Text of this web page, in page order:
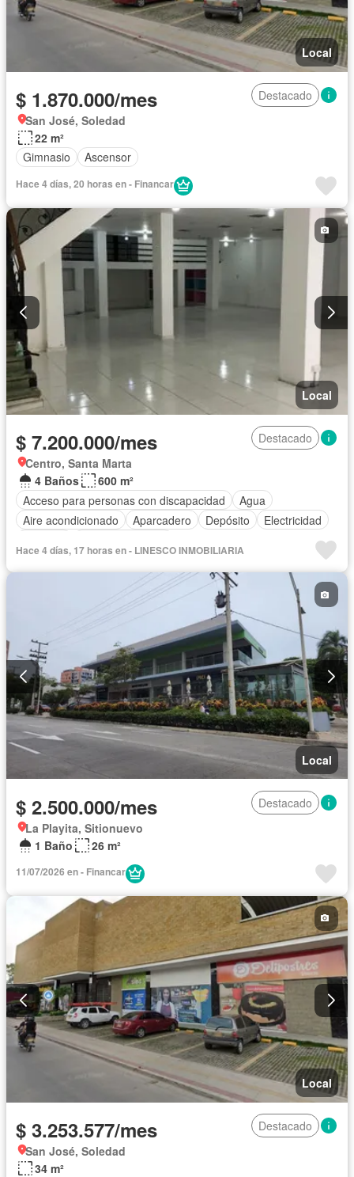
Local
$ 1.870.000/mes
Destacado
San José, Soledad
22 m²
Gimnasio
Ascensor
Hace 4 días, 20 horas en - Financar
Local
$ 7.200.000/mes
Destacado
Centro, Santa Marta
4 Baños
600 m²
Acceso para personas con discapacidad
Agua
Aire acondicionado
Aparcadero Depósito
Electricidad
Hace 4 días, 17 horas en - LINESCO INMOBILIARIA
Local
$ 2.500.000/mes
Destacado
La Playita, Sitionuevo
1 Baño
26 m²
11/07/2026 en - Financar
Local
$ 3.253.577/mes
Destacado
San José, Soledad
34 m²